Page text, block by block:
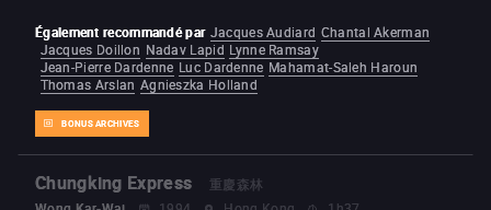
BONUS ARCHIVES
Également recommandé par Jacques Audiard Chantal Akerman
Jacques Doillon Nadav Lapid Lynne Ramsay
Jean-Pierre Dardenne Luc Dardenne Mahamat-Saleh Haroun
Thomas Arslan Agnieszka Holland
Chungking Express
重慶森林